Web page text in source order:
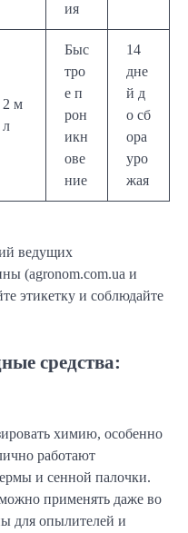
ия
2 м
л
Быс
тро
е п
рон
икн
ове
ние
14
дне
й д
о сб
ора
уро
жая
ведущих
(agronom.com.ua и
этикетку и соблюдайте
средства:
химию, особенно
работают
и сенной палочки.
применять даже во
для опылителей и